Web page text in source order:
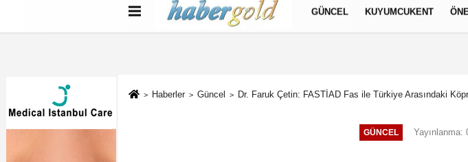
Türkçe English العربية Français
GÜNCEL KUYUMCUKENT
Haberler Güncel Dr. Faruk Çetin: FASTİAD Fas ile Türkiye Arasındaki
GÜNCEL Yayınlanma: